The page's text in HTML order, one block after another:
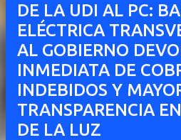
DE LA UDI AL PC:
ELÉCTRICA
AL GOBIERNO
INMEDIATA DE
INDEBIDOS Y
TRANSPARENCIA
DE LA LUZ